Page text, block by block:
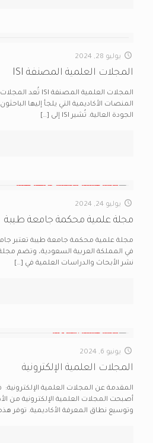
يوليو 28, 2024
المجلات العلمية المصنفة ISI
المنصات الأكاديمية التي يلجأ إليها
الجودة العالية. تُشير ISI إلى
[…]
يوليو 24, 2024
مجلة علمية محكمة جامعة طيبة
مجلة علمية محكمة جامعة طيبة تعتبر
في المملكة العربية السعودية، وتضم
نشر الأبحاث والدراسات العلمية في […]
يونيو 6, 2024
المجلات العلمية الإلكترونية
المقدمة عن المجلات العلمية
أصبحت المجلات العلمية الإلكترونية من
وتوسيع نطاق المعرفة الأكاديمية. توفر